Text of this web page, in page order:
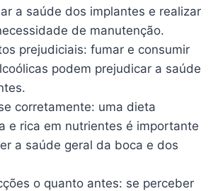
a saúde dos implantes e realizar
de manutenção.
prejudiciais: fumar e consumir
podem prejudicar a saúde
corretamente: uma dieta
e rica em nutrientes é importante
a saúde geral da boca e dos
o quanto antes: se perceber